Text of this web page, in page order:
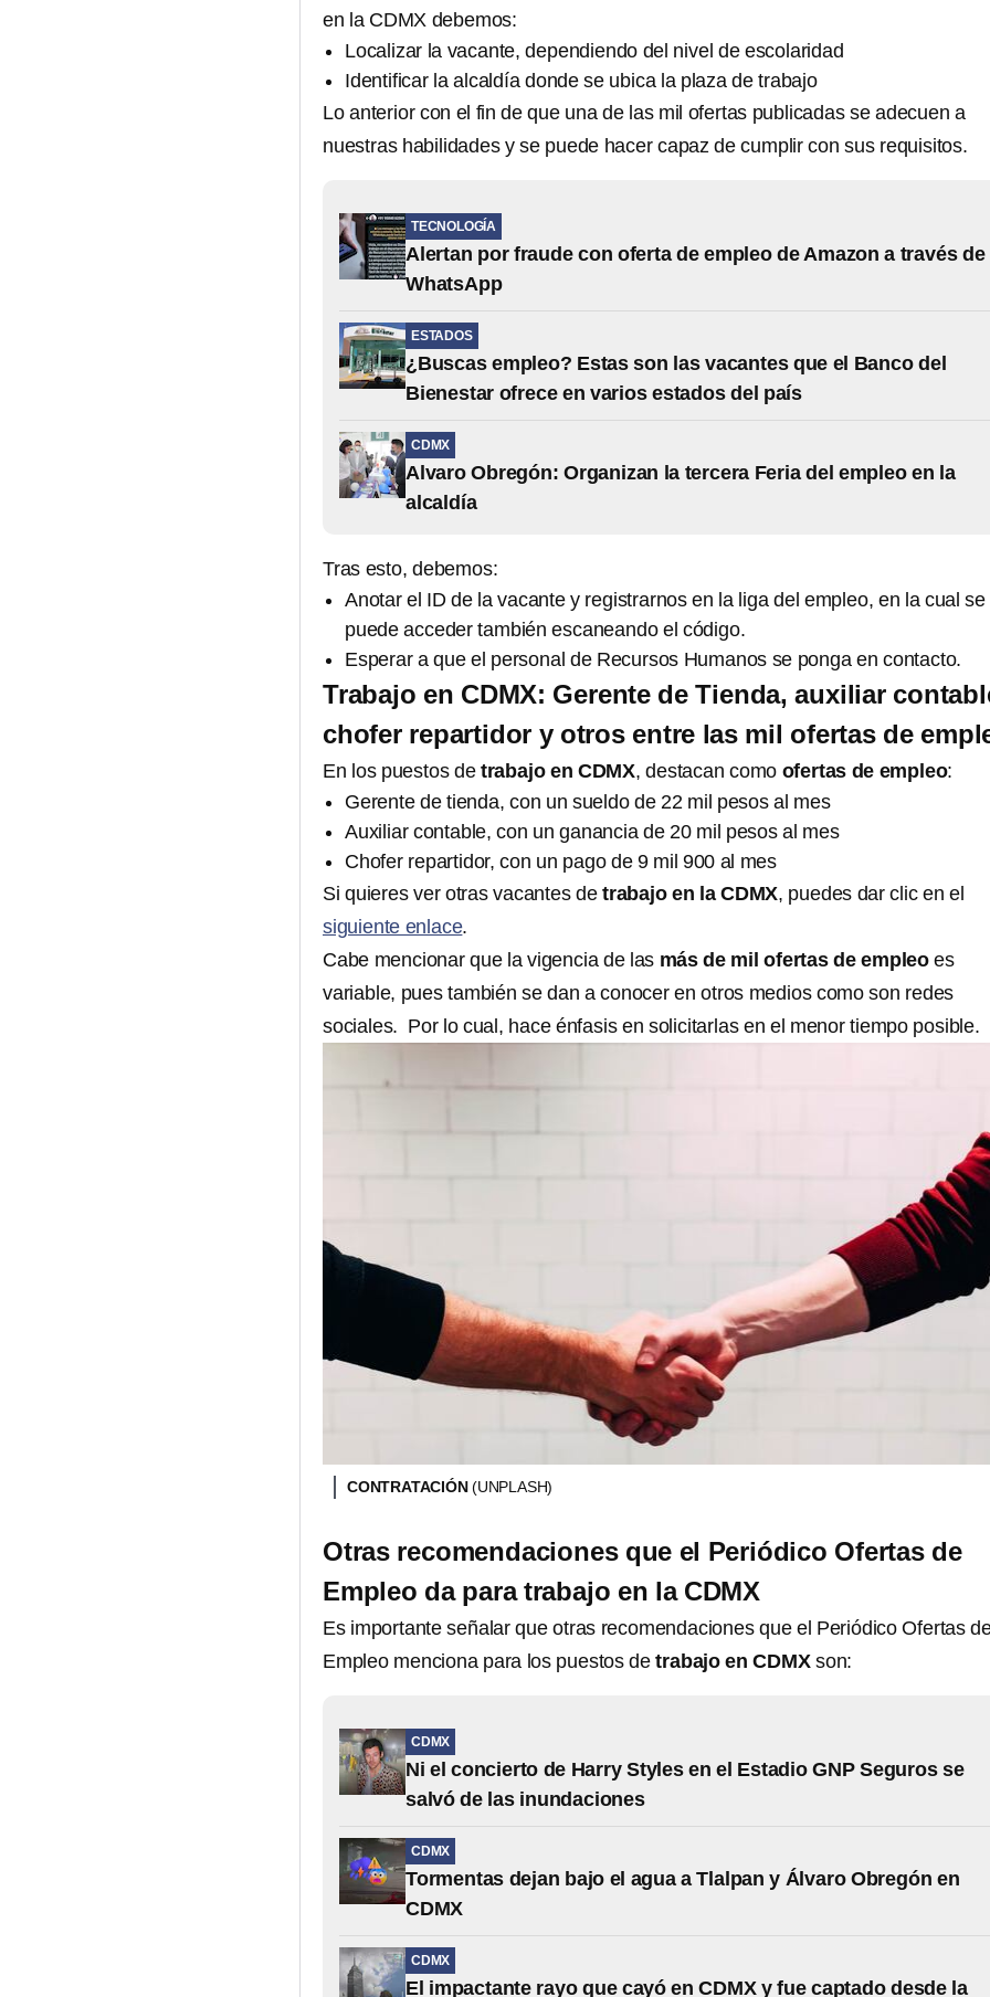
en la CDMX debemos:
Localizar la vacante, dependiendo del nivel de escolaridad
Identificar la alcaldía donde se ubica la plaza de trabajo
Lo anterior con el fin de que una de las mil ofertas publicadas se adecuen a
nuestras habilidades y se puede hacer capaz de cumplir con sus requisitos.
TECNOLOGÍA
Alertan por fraude con oferta de empleo de Amazon a través de
WhatsApp
ESTADOS
¿Buscas empleo? Estas son las vacantes que el Banco del
Bienestar ofrece en varios estados del país
CDMX
Alvaro Obregón: Organizan la tercera Feria del empleo en la
alcaldía
Tras esto, debemos:
Anotar el ID de la vacante y registrarnos en la liga del empleo, en la cual se
puede acceder también escaneando el código.
Esperar a que el personal de Recursos Humanos se ponga en contacto.
Trabajo en CDMX: Gerente de Tienda, auxiliar
chofer repartidor y otros entre las mil ofertas de
En los puestos de trabajo en CDMX, destacan como ofertas de empleo:
Gerente de tienda, con un sueldo de 22 mil pesos al mes
Auxiliar contable, con un ganancia de 20 mil pesos al mes
Chofer repartidor, con un pago de 9 mil 900 al mes
Si quieres ver otras vacantes detrabajo en la CDMX, puedes dar clic en el
siguiente enlace.
Cabe mencionar que la vigencia de las más de mil ofertas de empleo es
variable, pues también se dan a conocer en otros medios como son redes
sociales. Por lo cual, hace énfasis en solicitarlas en el menor tiempo posible.
CONTRATACIÓN(UNPLASH)
Otras recomendaciones que el Periódico Ofertas de
Empleo da para trabajo en la CDMX
Es importante señalar que otras recomendaciones que el Periódico Ofertas
Empleo menciona para los puestos detrabajo en CDMXson:
CDMX
Ni el concierto de Harry Styles en el Estadio GNP Seguros se
salvó de las inundaciones
CDMX
Tormentas dejan bajo el agua a Tlalpan y Álvaro Obregón en
CDMX
CDMX
El impactante rayo que cayó en CDMX y fue captado desde la